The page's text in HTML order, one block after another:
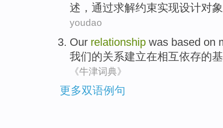
述 ， 通过求解约束实现设计对
youdao
Our relationship was based on
我们的关系建立在相互依存的
《牛津词典》
更多双语例句